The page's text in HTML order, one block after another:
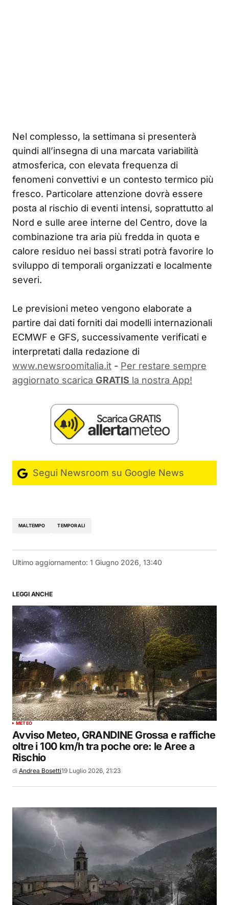
Nel complesso, la settimana si presenterà
quindi all’insegna di una marcata variabilità
atmosferica, con elevata frequenza di
fenomeni convettivi e un contesto termico più
fresco. Particolare attenzione dovrà essere
posta al rischio di eventi intensi, soprattutto al
Nord e sulle aree interne del Centro, dove la
combinazione tra aria più fredda in quota e
calore residuo nei bassi strati potrà favorire lo
sviluppo di temporali organizzati e localmente
severi.
Le previsioni meteo vengono elaborate a
partire dai dati forniti dai modelli internazionali
ECMWF e GFS, successivamente verificati e
interpretati dalla redazione di
www.newsroomitalia.it - Per restare sempre
aggiornato scarica GRATIS la nostra App!
Segui Newsroom su Google News
MALTEMPO TEMPORALI
Ultimo aggiornamento: 1 Giugno 2026, 13:40
LEGGI ANCHE
METEO
Avviso Meteo, GRANDINE Grossa e raffiche
oltre i 100 km/h tra poche ore: le Aree a
Rischio
di Andrea Bosetti19 Luglio 2026, 21:23